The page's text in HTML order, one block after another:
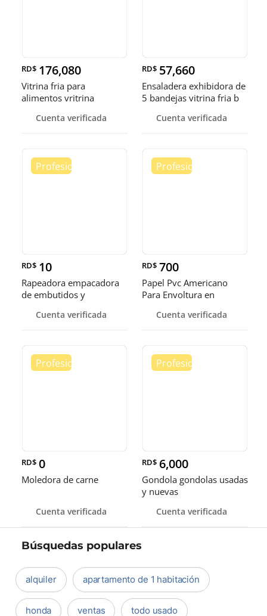
RD$ 176,080
Vitrina fria para
alimentos vritrina
Cuenta verificada
RD$ 57,660
Ensaladera exhibidora de
5 bandejas vitrina fria b
Cuenta verificada
RD$ 10
Rapeadora empacadora
de embutidos y
Cuenta verificada
RD$ 700
Papel Pvc Americano
Para Envoltura en
pulgadas
Cuenta verificada
RD$ 0
Moledora de carne
Cuenta verificada
RD$ 6,000
Gondola gondolas usadas
y nuevas
Cuenta verificada
Búsquedas populares
alquiler apartamento de 1 habitación
honda ventas todo usado